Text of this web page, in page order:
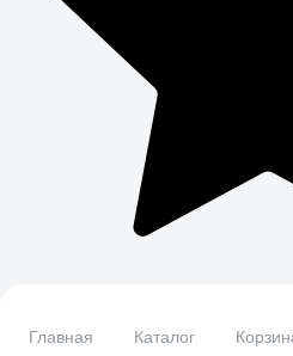
Главная Каталог